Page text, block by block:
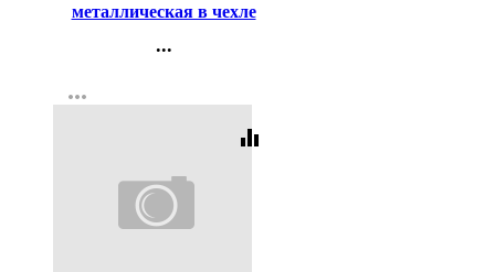
металлическая в чехле
...
Регистрация
more_horiz
equalizer